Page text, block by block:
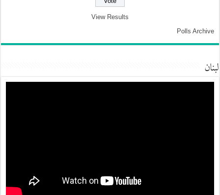
View Results
Polls Archive
لبنان